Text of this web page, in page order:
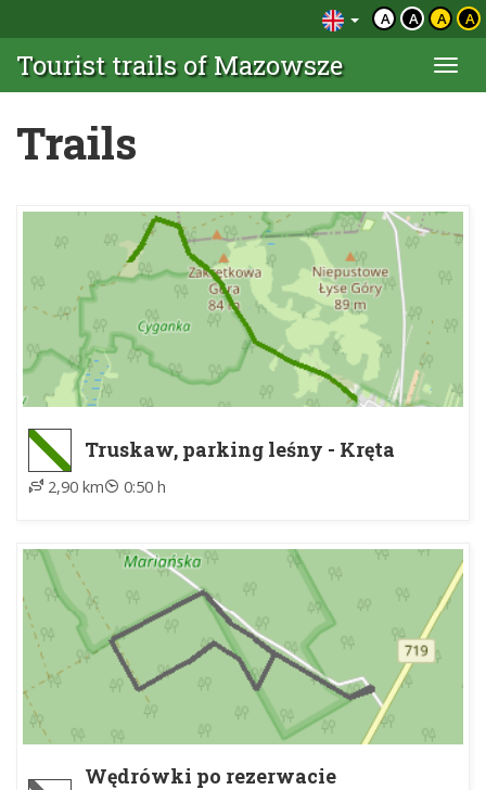
A A A A
Tourist trails of Mazowsze
Trails
Truskaw, parking leśny - Kręta
Droga, wiatrołomy
2,90 km 0:50 h
Wędrówki po rezerwacie